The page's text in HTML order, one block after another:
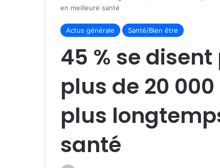
en meilleure santé
Actus générale Santé/Bien être
45 % se
plus de 20
plus
santé